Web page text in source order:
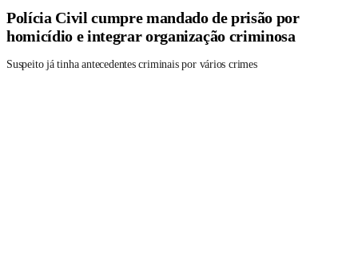
Polícia Civil cumpre mandado de prisão por
homicídio e integrar organização criminosa
Suspeito já tinha antecedentes criminais por vários crimes